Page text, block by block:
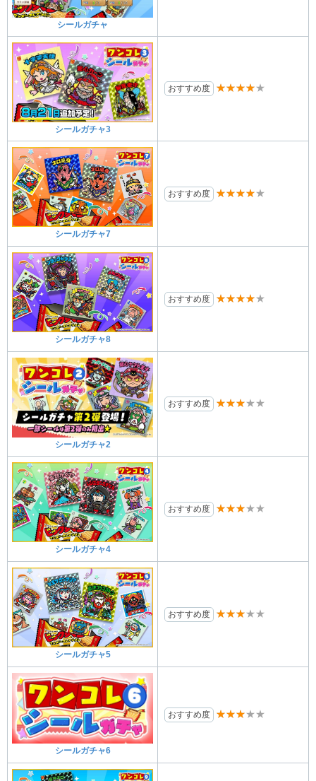
シールガチャ
シールガチャ3
おすすめ度 ★★★★★
シールガチャ7
おすすめ度 ★★★★★
シールガチャ8
おすすめ度 ★★★★★
シールガチャ2
おすすめ度 ★★★★★
シールガチャ4
おすすめ度 ★★★★★
シールガチャ5
おすすめ度 ★★★★★
シールガチャ6
おすすめ度 ★★★★★